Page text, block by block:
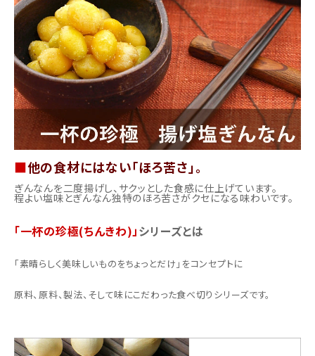
ご利用ガイド
直営店
■他の食材にはない「ほろ苦さ」。
ぎんなんを二度揚げし、サクッとした食感に仕上げています。
程よい塩味とぎんなん独特のほろ苦さがクセになる味わいです。
「一杯の珍極(ちんきわ)」シリーズとは
「素晴らしく美味しいものをちょっとだけ」をコンセプトに
原料、原料、製法、そして味にこだわった食べ切りシリーズです。